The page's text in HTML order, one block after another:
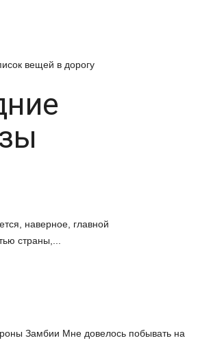
вещей в дорогу
наверное, главной
страны,...
Замбии Мне довелось побывать на